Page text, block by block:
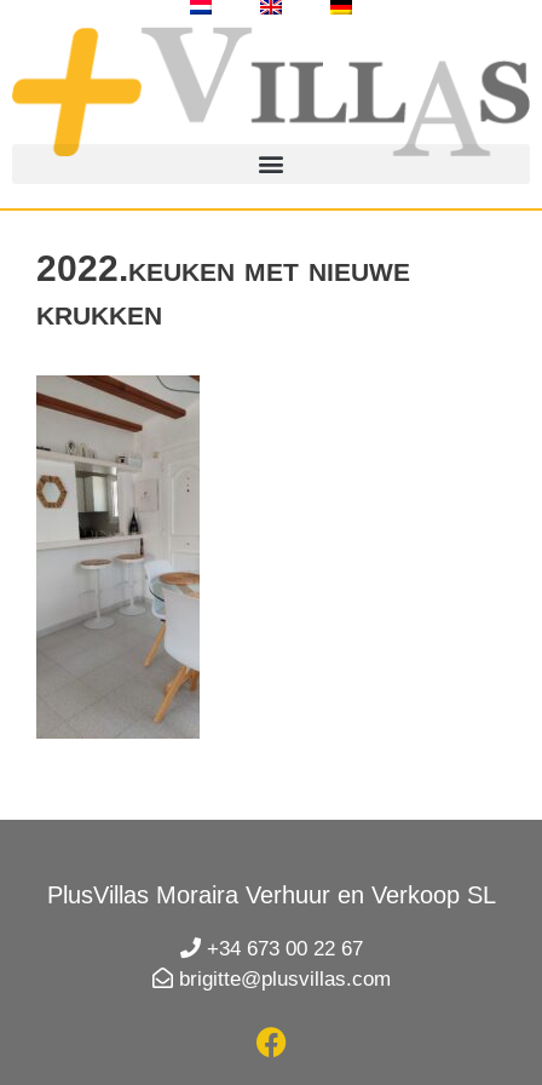
2022.keuken met nieuwe
krukken
PlusVillas Moraira Verhuur en Verkoop SL
+34 673 00 22 67
brigitte@plusvillas.com